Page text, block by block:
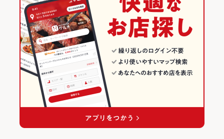
宇都宮駅 × 焼肉
宇都宮駅 × ホルモン
栃木 × 焼肉
栃木 × ホルモン
宇都宮の焼肉・ホルモンランキング
宇都宮駅東口のグルメランキング
宇都宮駅東口の焼肉・ホルモンランキング